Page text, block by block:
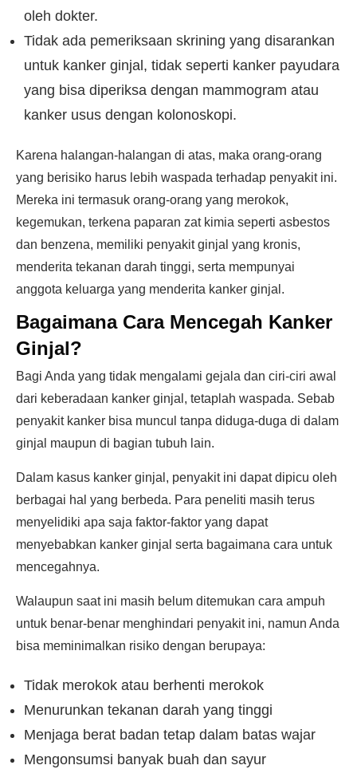
oleh dokter.
Tidak ada pemeriksaan skrining yang disarankan
untuk kanker ginjal, tidak seperti kanker payudara
yang bisa diperiksa dengan mammogram atau
kanker usus dengan kolonoskopi.
Karena halangan-halangan di atas, maka orang-orang
yang berisiko harus lebih waspada terhadap penyakit ini.
Mereka ini termasuk orang-orang yang merokok,
kegemukan, terkena paparan zat kimia seperti asbestos
dan benzena, memiliki penyakit ginjal yang kronis,
menderita tekanan darah tinggi, serta mempunyai
anggota keluarga yang menderita kanker ginjal.
Bagaimana Cara Mencegah Kanker
Ginjal?
Bagi Anda yang tidak mengalami gejala dan ciri-ciri awal
dari keberadaan kanker ginjal, tetaplah waspada. Sebab
penyakit kanker bisa muncul tanpa diduga-duga di dalam
ginjal maupun di bagian tubuh lain.
Dalam kasus kanker ginjal, penyakit ini dapat dipicu oleh
berbagai hal yang berbeda. Para peneliti masih terus
menyelidiki apa saja faktor-faktor yang dapat
menyebabkan kanker ginjal serta bagaimana cara untuk
mencegahnya.
Walaupun saat ini masih belum ditemukan cara ampuh
untuk benar-benar menghindari penyakit ini, namun Anda
bisa meminimalkan risiko dengan berupaya:
Tidak merokok atau berhenti merokok
Menurunkan tekanan darah yang tinggi
Menjaga berat badan tetap dalam batas wajar
Mengonsumsi banyak buah dan sayur